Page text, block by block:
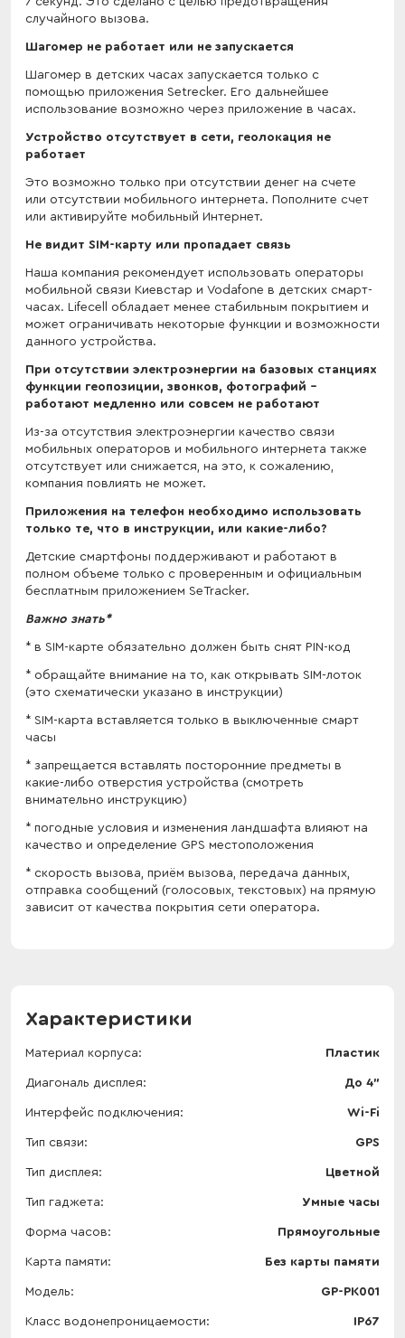
случайного вызова.
Шагомер не работает или не запускается
Шагомер в детских часах запускается только с
помощью приложения Setrecker. Его дальнейшее
использование возможно через приложение в часах.
Устройство отсутствует в сети, геолокация не
работает
Это возможно только при отсутствии денег на счете
или отсутствии мобильного интернета. Пополните счет
или активируйте мобильный Интернет.
Не видит SIM-карту или пропадает связь
Наша компания рекомендует использовать операторы
мобильной связи Киевстар и Vodafone в детских смарт-
часах. Lifecell обладает менее стабильным покрытием и
может ограничивать некоторые функции и возможности
данного устройства.
При отсутствии электроэнергии на базовых станциях
функции геопозиции, звонков, фотографий -
работают медленно или совсем не работают
Из-за отсутствия электроэнергии качество связи
мобильных операторов и мобильного интернета также
отсутствует или снижается, на это, к сожалению,
компания повлиять не может.
Приложения на телефон необходимо использовать
только те, что в инструкции, или какие-либо?
Детские смартфоны поддерживают и работают в
полном объеме только с проверенным и официальным
бесплатным приложением SeTracker.
Важно знать*
* в SIM-карте обязательно должен быть снят PIN-код
* обращайте внимание на то, как открывать SIM-лоток
(это схематически указано в инструкции)
* SIM-карта вставляется только в выключенные смарт
часы
* запрещается вставлять посторонние предметы в
какие-либо отверстия устройства (смотреть
внимательно инструкцию)
* погодные условия и изменения ландшафта влияют на
качество и определение GPS местоположения
* скорость вызова, приём вызова, передача данных,
отправка сообщений (голосовых, текстовых) на прямую
зависит от качества покрытия сети оператора.
Характеристики
Материал корпуса Пластик
Диагональ дисплея До 4"
Интерфейс подключения Wi-Fi
Тип связи GPS
Тип дисплея Цветной
Тип гаджета Умные часы
Форма часов Прямоугольные
Карта памяти Без карты памяти
Модель GP-PK001
Класс водонепроницаемости IP67